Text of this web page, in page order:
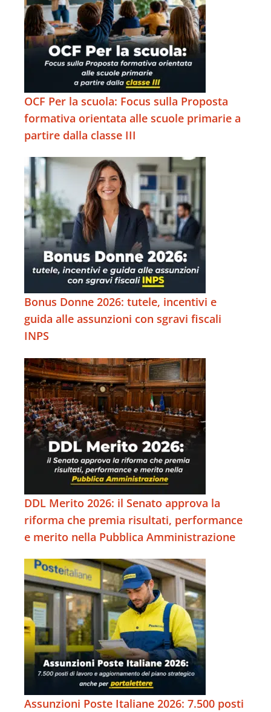
OCF Per la scuola: Focus sulla Proposta
formativa orientata alle scuole primarie a
partire dalla classe III
Bonus Donne 2026: tutele, incentivi e
guida alle assunzioni con sgravi fiscali
INPS
DDL Merito 2026: il Senato approva la
riforma che premia risultati, performance
e merito nella Pubblica Amministrazione
Assunzioni Poste Italiane 2026: 7.500 posti